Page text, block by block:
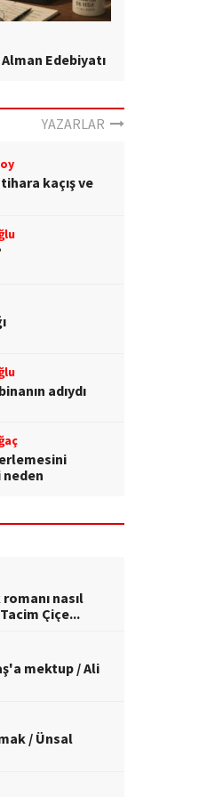
Edebiyatı
YAZARLAR
kaçış ve
adıydı
nasıl
Çiçe...
mektup / Ali
/ Ünsal